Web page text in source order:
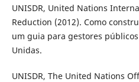
UNISDR, United Nations
Reduction (2012). Como
um guia para gestores
Unidas.
UNISDR, The United Nations